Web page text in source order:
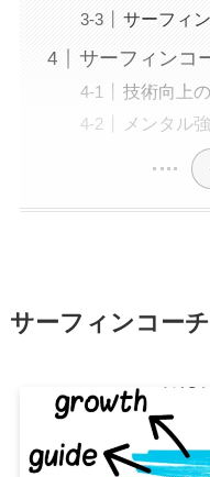
サーフィ
サーフィンコ
技術向上
メンタル
サーフィンコー